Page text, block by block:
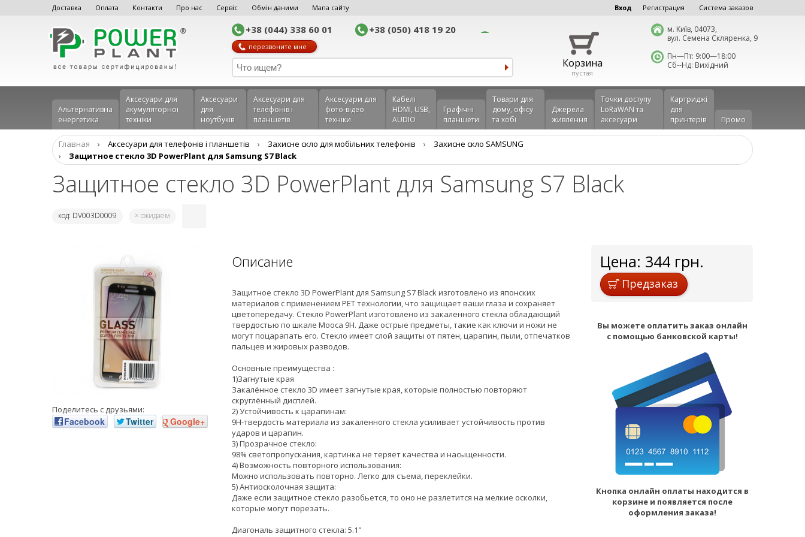
Доставка Оплата Контакти Про нас Сервіс Обмін даними Мапа сайту Вход Регистрация Система заказов
+38 (044) 338 60 01 +38 (050) 418 19 20
перезвоните мне
Корзина
пустая
м. Київ, 04073,
вул. Семена Скляренка, 9
Пн—Пт: 9:00—18:00
Сб--Нд: Вихідний
Альтернативна
енергетика
Аксесуари для
акумуляторної
техніки
Аксесуари
для
ноутбуків
Аксеcуари для
телефонів і
планшетів
Аксесуари для
фото-відео
техніки
Кабелі
HDMI, USB,
AUDIO
Графічні
планшети
Товари для
дому, офісу
та хобі
Джерела
живлення
Точки доступу
LoRaWAN та
аксесуари
Картриджі
для
принтерів
Промо
Главная › Аксеcуари для телефонів і планшетів › Захисне скло для мобільних телефонів ›
Захисне скло SAMSUNG
›
Защитное стекло 3D PowerPlant для Samsung S7 Black
Защитное стекло 3D PowerPlant для Samsung S7 Black
код: DV003D0009 × ожидаем
Поделитесь с друзьями:
Facebook Twitter Google+
Описание
Защитное стекло 3D PowerPlant для Samsung S7 Black изготовлено из японских
материалов с применением PET технологии, что защищает ваши глаза и сохраняет
цветопередачу. Стекло PowerPlant изготовлено из закаленного стекла обладающий
твердостью по шкале Мооса 9H. Даже острые предметы, такие как ключи и ножи не
могут поцарапать его. Стекло имеет слой защиты от пятен, царапин, пыли, отпечатков
пальцев и жировых разводов.
Основные преимущества :
1)Загнутые края
Закалённое стекло 3D имеет загнутые края, которые полностью повторяют
скруглённый дисплей.
2) Устойчивость к царапинам:
9H-твердость материала из закаленного стекла усиливает устойчивость против
ударов и царапин.
3) Прозрачное стекло:
98% светопропускания, картинка не теряет качества и насыщенности.
4) Возможность повторного использования:
Можно использовать повторно. Легко для съема, переклейки.
5) Антиосколочная защита:
Даже если защитное стекло разобьется, то оно не разлетится на мелкие осколки,
которые могут порезать.
Диагональ защитного стекла: 5.1"
Цена: 344 грн.
Предзаказ
Вы можете оплатить заказ онлайн
с помощью банковской карты!
Кнопка онлайн оплаты находится в
корзине и появляется после
оформления заказа!